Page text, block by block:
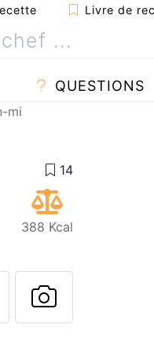
Livre de
QUESTIONS
mi
388 Kcal
recette à
cette
Poser une
Publier